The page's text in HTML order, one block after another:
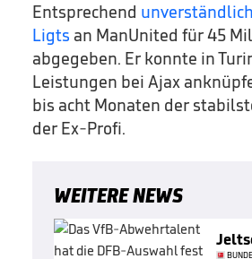
Entsprechend
Ligts an ManUnited für 45
abgegeben. Er konnte in
Leistungen bei Ajax
bis acht Monaten der
der Ex-Profi.
WEITERE NEWS